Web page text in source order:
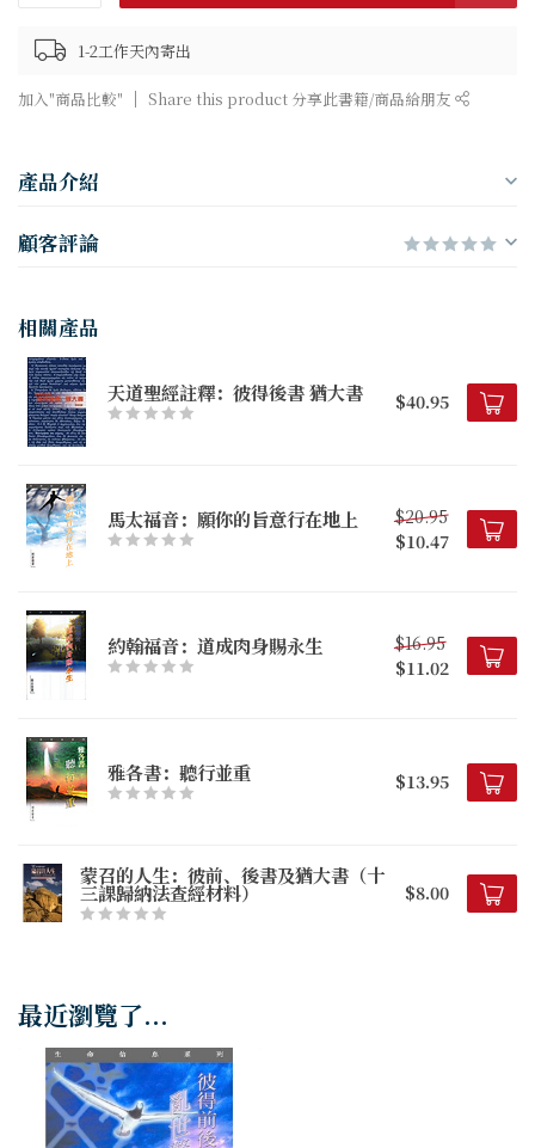
1-2工作天內寄出
加入"商品比較" Share this product 分享此書籍/商品給朋友
產品介紹
顧客評論
相關產品
天道聖經註釋：彼得後書 猶大書 $40.95
馬太福音：願你的旨意行在地上
$20.95
$10.47
約翰福音：道成肉身賜永生
$16.95
$11.02
雅各書：聽行並重 $13.95
蒙召的人生：彼前、後書及猶大書（十
三課歸納法查經材料） $8.00
最近瀏覽了...